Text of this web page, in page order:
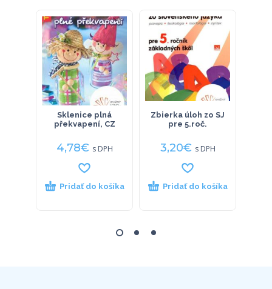
Sklenice plná
překvapení, CZ
4,78€ s DPH
Pridať do košíka
Zbierka úloh zo SJ
pre 5.roč.
3,20€ s DPH
Pridať do košíka